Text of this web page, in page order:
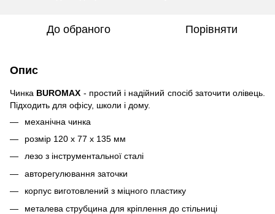
До обраного Порівняти
Опис
Чинка BUROMAX - простий і надійний спосіб заточити олівець.
Підходить для офісу, школи і дому.
механічна чинка
розмір 120 х 77 х 135 мм
лезо з інструментальної сталі
авторегулювання заточки
корпус виготовлений з міцного пластику
металева струбцина для кріплення до стільниці